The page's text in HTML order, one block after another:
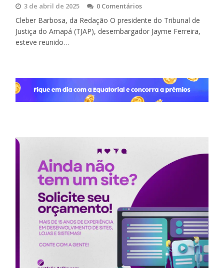
3 de abril de 2025 0 Comentários
Cleber Barbosa, da Redação O presidente do Tribunal de
Justiça do Amapá (TJAP), desembargador Jayme Ferreira,
esteve reunido…